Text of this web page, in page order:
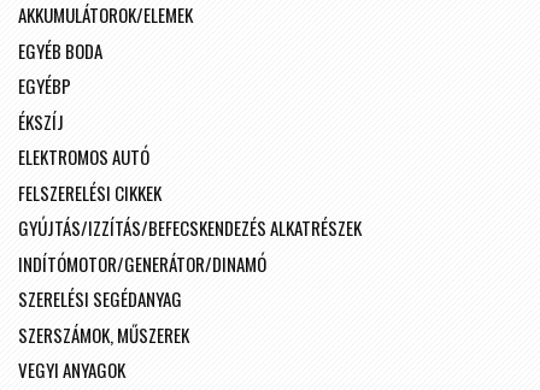
AKKUMULÁTOROK/ELEMEK
EGYÉB BODA
EGYÉBP
ÉKSZÍJ
ELEKTROMOS AUTÓ
FELSZERELÉSI CIKKEK
GYÚJTÁS/IZZÍTÁS/BEFECSKENDEZÉS ALKATRÉSZEK
INDÍTÓMOTOR/GENERÁTOR/DINAMÓ
SZERELÉSI SEGÉDANYAG
SZERSZÁMOK, MŰSZEREK
VEGYI ANYAGOK